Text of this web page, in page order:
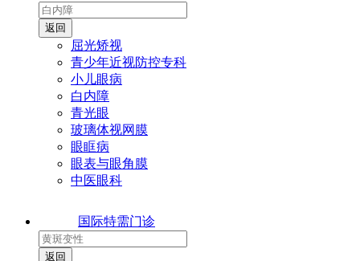
屈光矫视
青少年近视防控专科
小儿眼病
白内障
青光眼
玻璃体视网膜
眼眶病
眼表与眼角膜
中医眼科
国际特需门诊